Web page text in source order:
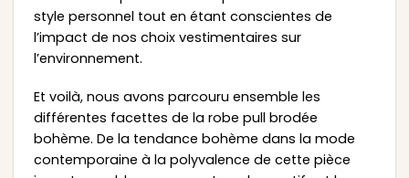
style personnel tout en étant conscientes de
l’impact de nos choix vestimentaires sur
l’environnement.
Et voilà, nous avons parcouru ensemble les
différentes facettes de la robe pull brodée
bohème. De la tendance bohème dans la mode
contemporaine à la polyvalence de cette pièce